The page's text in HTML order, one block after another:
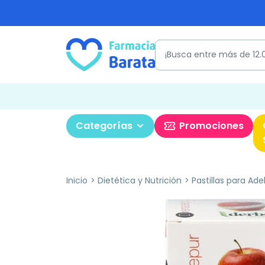
Categorías Promociones
Inicio Dietética y Nutrición Pastillas para